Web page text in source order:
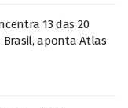
13 das 20
Brasil, aponta Atlas